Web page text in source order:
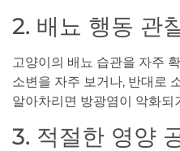
2. 배뇨 행동 관
고양이의 배뇨 습관을 자주
소변을 자주 보거나, 반대로
알아차리면 방광염이 악화되
3. 적절한 영양